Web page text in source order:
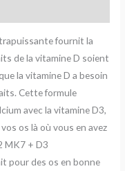
fournit la
de la vitamine D soient
la vitamine D a besoin
Cette formule
avec la vitamine D3,
os là où vous en avez
MK7 + D3
pour des os en bonne